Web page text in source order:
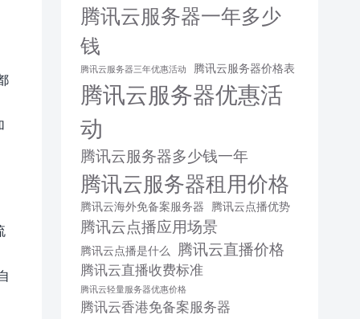
腾讯云服务器一年多少
钱
腾讯云服务器三年优惠活动 腾讯云服务器价格表
腾讯云服务器优惠活
动
腾讯云服务器多少钱一年
腾讯云服务器租用价格
腾讯云海外免备案服务器 腾讯云点播优势
腾讯云点播应用场景
腾讯云点播是什么 腾讯云直播价格
腾讯云直播收费标准
腾讯云轻量服务器优惠价格
腾讯云香港免备案服务器